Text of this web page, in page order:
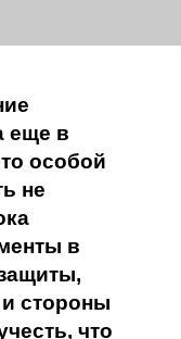
еще в
особой
не
в
стороны
что